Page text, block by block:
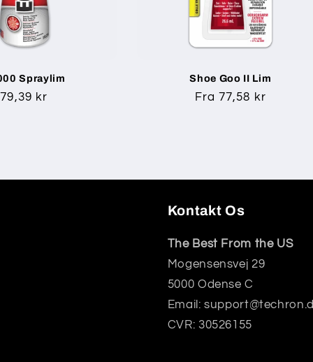
Spraylim
Normalpris
79,39 kr
Shoe Goo II Lim
Normalpris
Fra 77,58 kr
Kontakt Os
The Best From the US
Mogensensvej 29
5000 Odense C
Email:
CVR: 30526155